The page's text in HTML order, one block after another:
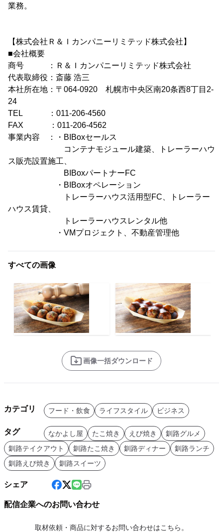
業務。
【株式会社Ｒ＆Ｉカンパニーリミテッド株式会社】
■会社概要
商号 ：Ｒ＆Ｉカンパニーリミテッド株式会社
代表取締役：斎藤 浩三
本社所在地：〒064-0920 札幌市中央区南20条西8丁目2-
24
TEL ：011-206-4560
FAX ：011-206-4562
事業内容 ：・BIBoxセールス
コンテナモジュール建築、トレーラーハウ
ス販売設置施工、
BIBoxパートナーFC
・BIBoxオペレーション
トレーラーハウス活用型FC、トレーラー
ハウス賃貸、
トレーラーハウスレンタル他
・VMプロジェクト、不動産管理他
すべての画像
画像一括ダウンロード
カテゴリ フード・飲食 ライフスタイル ビジネス
タグ なかよし屋 たこ焼き えび焼き
釧路グルメ
釧路テイクアウト
釧路たこ焼き 釧路ディナー
釧路ランチ
釧路えび焼き
釧路スイーツ
シェア
配信企業へのお問い合わせ
取材依頼・商品に対するお問い合わせはこちら。